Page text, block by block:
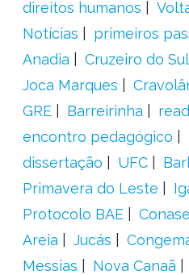
direitos humanos
Notícias
primeiros
Anadia
Cruzeiro do Sul
Joca Marques
GRE
Barreirinha
encontro pedagógico
dissertação
UFC
Primavera do Leste
Protocolo BAE
Areia
Jucás
Messias
Nova Canaã